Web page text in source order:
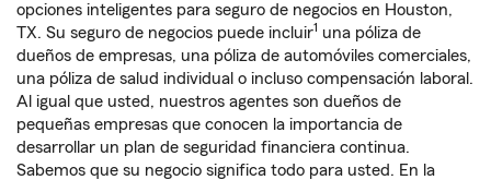
opciones inteligentes para seguro de negocios en Houston,
TX. Su seguro de negocios puede incluir1 una póliza de
dueños de empresas, una póliza de automóviles comerciales,
una póliza de salud individual o incluso compensación laboral.
Al igual que usted, nuestros agentes son dueños de
pequeñas empresas que conocen la importancia de
desarrollar un plan de seguridad financiera continua.
Sabemos que su negocio significa todo para usted. En la